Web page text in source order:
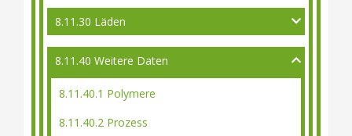
8.11.30 Läden
8.11.40 Weitere Daten
8.11.40.1 Polymere
8.11.40.2 Prozess